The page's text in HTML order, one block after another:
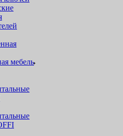
мебель